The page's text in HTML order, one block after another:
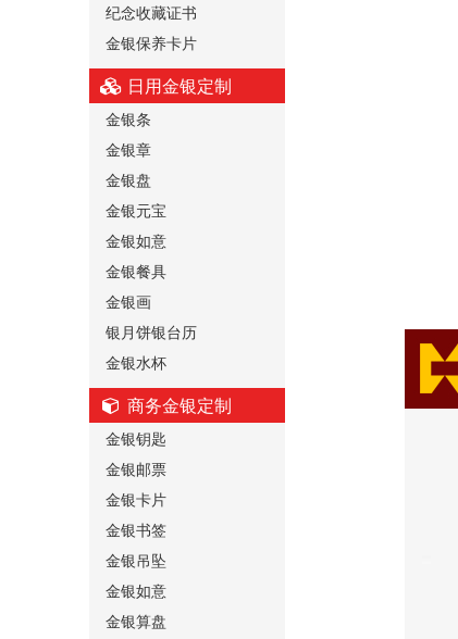
纪念收藏证书
金银保养卡片
日用金银定制
金银条
金银章
金银盘
金银元宝
金银如意
金银餐具
金银画
银月饼银台历
金银水杯
商务金银定制
金银钥匙
金银邮票
金银卡片
金银书签
金银吊坠
金银如意
金银算盘